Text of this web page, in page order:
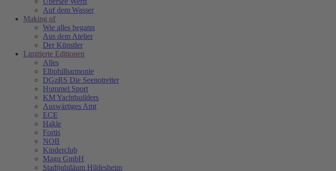
Auf dem Wasser
Making of
Wie alles begann
Aus dem Atelier
Der Künstler
Limitierte Editionen
Alles
Elbphilharmonie
DGzRS Die Seenotretter
Hummel Sport
KM Yachtbuilders
Auswärtiges Amt
ECE
Hakle
Fortis
NOB
Kinderclub
Magu GmbH
Stadtjubiläum Hildesheim